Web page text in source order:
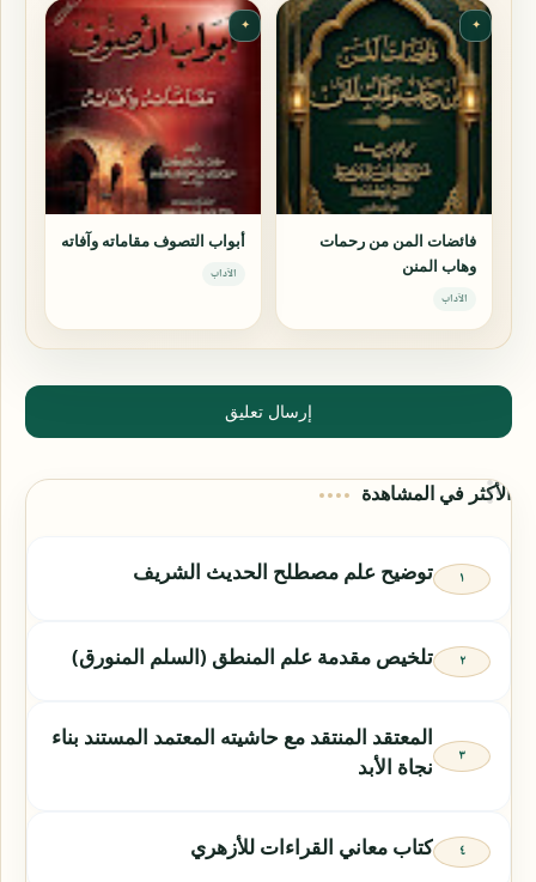
✦
فائضات المن من رحمات
وهاب المنن
الآداب
✦
أبواب التصوف مقاماته وآفاته
الآداب
إرسال تعليق
الأكثر في المشاهدة
توضيح علم مصطلح الحديث الشريف
تلخيص مقدمة علم المنطق (السلم المنورق)
المعتقد المنتقد مع حاشيته المعتمد المستند بناء
نجاة الأبد
كتاب معاني القراءات للأزهري